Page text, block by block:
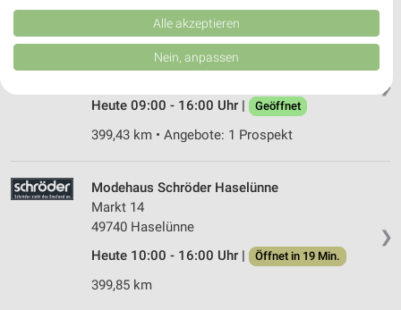
❯
KiK Haselünne
Lähdener Straße 10 a
Heute 09:00 - 16:00 Uhr |
Geöffnet
399,43 km • Angebote: 1 Prospekt
❯
Modehaus Schröder Haselünne
Markt 14
49740 Haselünne
Heute 10:00 - 16:00 Uhr |
Öffnet in 19 Min.
399,85 km
Kombinationen von Daten aus verschiedenen Quellen. Entwicklung und
Verbesserung der Angebote. Verwendung reduzierter Daten zur Auswahl
von Inhalten.
Daten können außerhalb der Europäischen Union weitergegeben und in die
Website/App.
Wir nutzen Ihre Daten für folgende Zwecke:
Speichern von oder Zugriff auf Informationen
auf einem Endgerät
Verwendung reduzierter Daten zur Auswahl von
Werbeanzeigen
Alle akzeptieren
Nein, anpassen